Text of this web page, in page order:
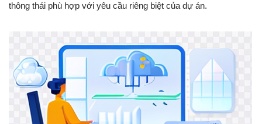
thông thái phù hợp với yêu cầu riêng biệt của dự án.